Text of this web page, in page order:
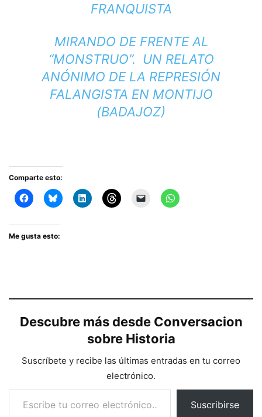
FRANQUISTA
MIRANDO DE FRENTE AL
“MONSTRUO”. UN RELATO
ANÓNIMO DE LA REPRESIÓN
FALANGISTA EN MONTIJO
(BADAJOZ)
Comparte esto:
Me gusta esto:
Descubre más desde Conversacion
sobre Historia
Suscríbete y recibe las últimas entradas en tu correo
electrónico.
Escribe tu correo electrónico…
Suscribirse